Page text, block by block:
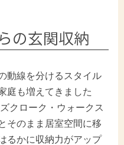
の玄関収納
動線を分けるスタイル
庭も増えてきました
クローク・ウォークス
そのまま居室空間に移
るかに収納力がアップ